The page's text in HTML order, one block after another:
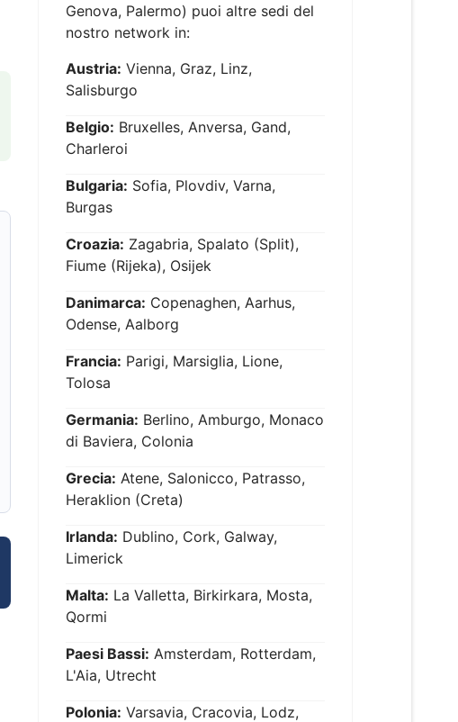
Genova, Palermo) puoi altre sedi del
nostro network in:
Austria: Vienna, Graz, Linz,
Salisburgo
Belgio: Bruxelles, Anversa, Gand,
Charleroi
Bulgaria: Sofia, Plovdiv, Varna,
Burgas
Croazia: Zagabria, Spalato (Split),
Fiume (Rijeka), Osijek
Danimarca: Copenaghen, Aarhus,
Odense, Aalborg
Francia: Parigi, Marsiglia, Lione,
Tolosa
Germania: Berlino, Amburgo, Monaco
di Baviera, Colonia
Grecia: Atene, Salonicco, Patrasso,
Heraklion (Creta)
Irlanda: Dublino, Cork, Galway,
Limerick
Malta: La Valletta, Birkirkara, Mosta,
Qormi
Paesi Bassi: Amsterdam, Rotterdam,
L'Aia, Utrecht
Polonia: Varsavia, Cracovia, Lodz,